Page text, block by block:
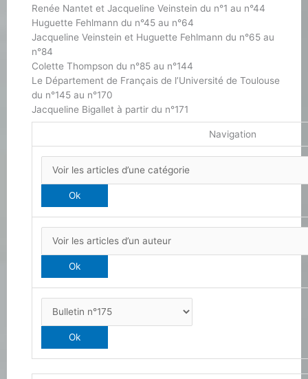
Renée Nantet et Jacqueline Veinstein du n°1 au n°44
Huguette Fehlmann du n°45 au n°64
Jacqueline Veinstein et Huguette Fehlmann du n°65 au
n°84
Colette Thompson du n°85 au n°144
Le Département de Français de l’Université de Toulouse
du n°145 au n°170
Jacqueline Bigallet à partir du n°171
Navigation